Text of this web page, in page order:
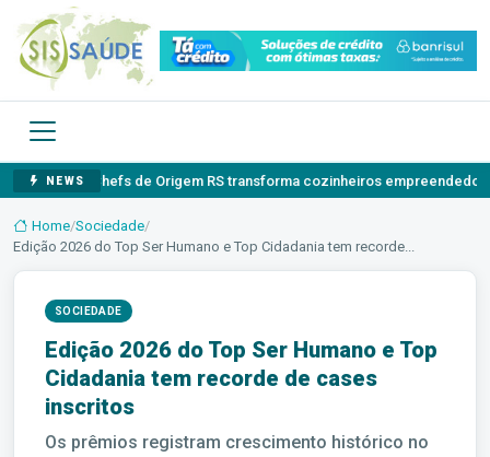
NEWS
Chefs de Origem RS transforma cozinheiros empreendedores em
Home/Sociedade/
Edição 2026 do Top Ser Humano e Top Cidadania tem recorde...
SOCIEDADE
Edição 2026 do Top Ser Humano e Top
Cidadania tem recorde de cases
inscritos
Os prêmios registram crescimento histórico no